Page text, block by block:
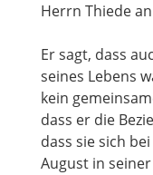
Herrn Thiede
Er sagt, dass
seines Lebens
kein
dass er die
dass sie sich
August in